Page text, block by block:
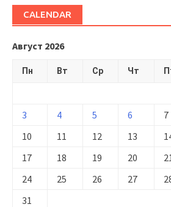
CALENDAR
Август 2026
Пн Вт Ср Чт
3
4 5 6 7
10
11 12 13
17
18 19 20
24
25 26 27
31